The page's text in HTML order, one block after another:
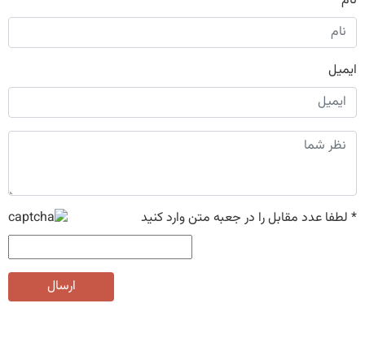
ایمیل
* لطفا عدد مقابل را در جعبه متن وارد کنید
ارسال